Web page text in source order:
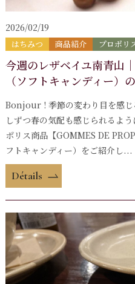
2026/02/19
はちみつ 商品紹介 プロポリ
今週のレザベイユ南青山
（ソフトキャンディー）
Bonjour ! 季節の変わり目を感じ
しずつ春の気配も感じられるよ
ポリス商品【GOMMES DE
フトキャンディー）をご紹介し...
Détails